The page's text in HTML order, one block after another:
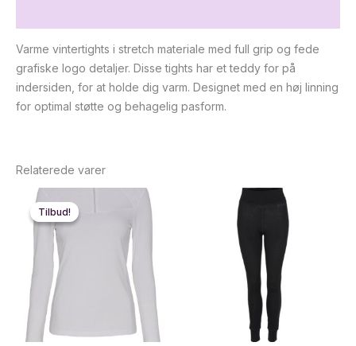
Varme vintertights i stretch materiale med full grip og fede
grafiske logo detaljer. Disse tights har et teddy for på
indersiden, for at holde dig varm. Designet med en høj linning
for optimal støtte og behagelig pasform.
Relaterede varer
Tilbud!
Tilbud!